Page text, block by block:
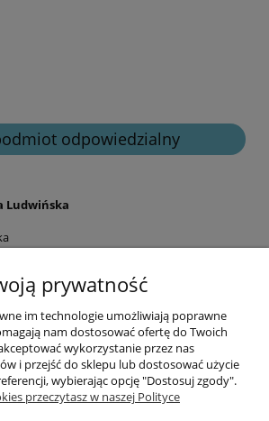
odpowiedzialny
Ludwińska
Informacje
Opłaty i koszty dostawy
prywatność
im technologie umożliwiają poprawne
nam dostosować ofertę do Twoich
wykorzystanie przez nas
i przejść do sklepu lub dostosować użycie
wybierając opcję "Dostosuj zgody".
przeczytasz w naszej Polityce